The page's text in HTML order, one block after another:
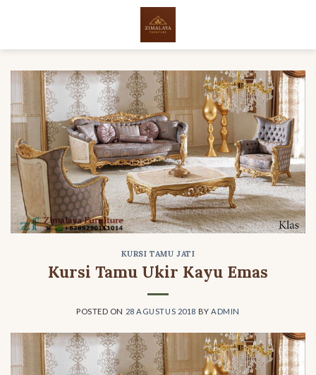
KURSI TAMU JATI
Kursi Tamu Ukir Kayu Emas
POSTED ON 28 AGUSTUS 2018 BYADMIN